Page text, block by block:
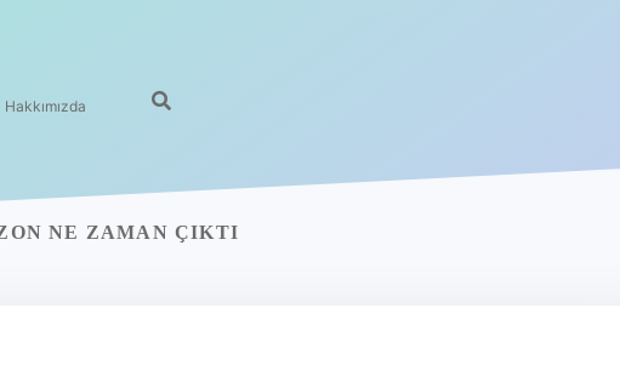
Hakkımızda
NE ZAMAN ÇIKTI